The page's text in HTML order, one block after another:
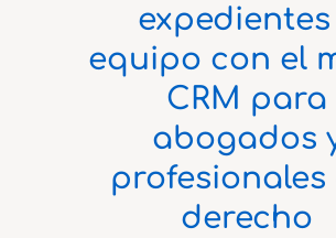
expedientes
equipo con el
CRM para
abogados
profesionales
derecho